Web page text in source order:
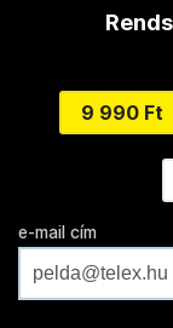
9 990 Ft
e-mail cím